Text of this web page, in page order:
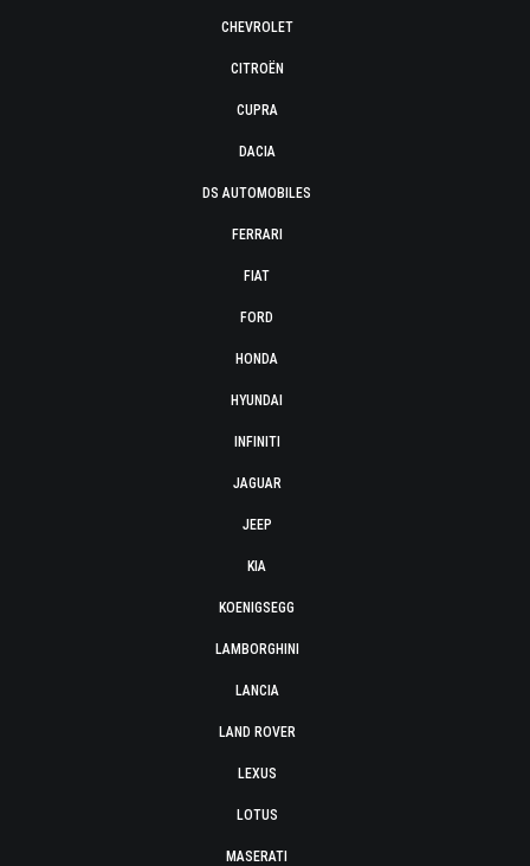
CHEVROLET
CITROËN
CUPRA
DACIA
DS AUTOMOBILES
FERRARI
FIAT
FORD
HONDA
HYUNDAI
INFINITI
JAGUAR
JEEP
KIA
KOENIGSEGG
LAMBORGHINI
LANCIA
LAND ROVER
LEXUS
LOTUS
MASERATI